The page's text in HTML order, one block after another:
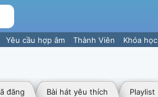
Yêu cầu hợp âm Thành Viên Khóa học
Playlist
Bài hát yêu thích
đăng